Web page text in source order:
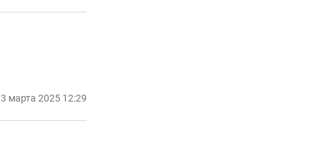
марта 2025 12:29